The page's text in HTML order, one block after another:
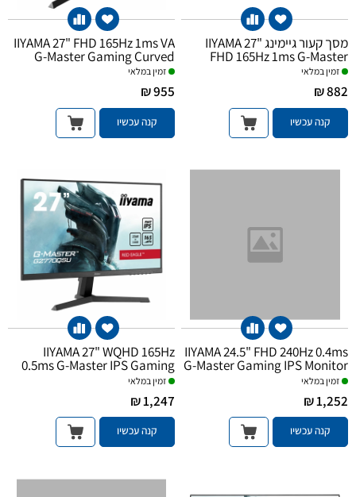
מסך קעור גיימינג IIYAMA 27"
FHD 165Hz 1ms G-Master
זמין במלאי
882 ₪
קנה עכשיו
IIYAMA 27" FHD 165Hz 1ms VA
G-Master Gaming Curved
Monitor
זמין במלאי
955 ₪
קנה עכשיו
IIYAMA 24.5" FHD 240Hz 0.4ms
G-Master Gaming IPS Monitor
זמין במלאי
1,252 ₪
קנה עכשיו
IIYAMA 27" WQHD 165Hz
0.5ms G-Master IPS Gaming
Monitor
זמין במלאי
1,247 ₪
קנה עכשיו